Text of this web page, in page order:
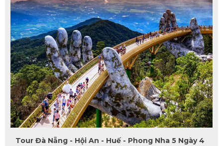
Tour Đà Nẵng - Hội An - Huế - Phong Nha 5 Ngày 4